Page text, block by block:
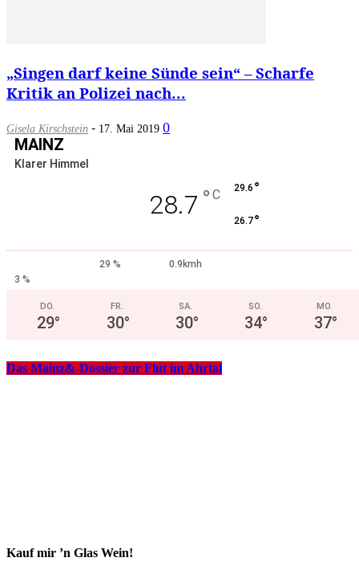
„Singen darf keine Sünde sein“ – Scharfe
Kritik an Polizei nach...
Gisela Kirschstein - 17. Mai 2019 0
MAINZ
Klarer Himmel
28.7 ° C 29.6 °
26.7°
29 %
0.9kmh
3 %
DO.
29°
FR.
30°
SA.
30°
SO.
34°
MO.
37°
Das Mainz&-Dossier zur Flut im Ahrtal
Kauf mir ’n Glas Wein!